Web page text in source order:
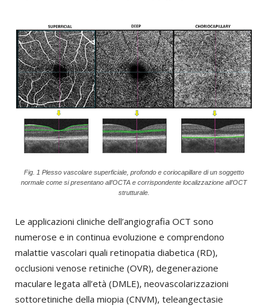
Fig. 1 Plesso vascolare superficiale, profondo e coriocapillare di un soggetto
normale come si presentano all’OCTA e corrispondente localizzazione all’OCT
strutturale.
Le applicazioni cliniche dell’angiografia OCT sono
numerose e in continua evoluzione e comprendono
malattie vascolari quali retinopatia diabetica (RD),
occlusioni venose retiniche (OVR), degenerazione
maculare legata all’età (DMLE), neovascolarizzazioni
sottoretiniche della miopia (CNVM), teleangectasie